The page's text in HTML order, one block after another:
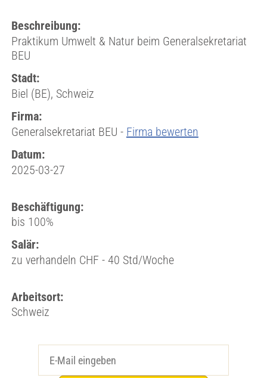
Beschreibung:
Praktikum Umwelt & Natur beim Generalsekretariat
BEU
Stadt:
Biel (BE), Schweiz
Firma:
Generalsekretariat BEU - Firma bewerten
Datum:
2025-03-27
Beschäftigung:
bis 100%
Salär:
zu verhandeln CHF - 40 Std/Woche
Arbeitsort:
Schweiz